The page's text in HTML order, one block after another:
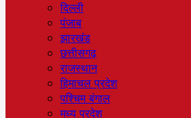
दिल्ली
पंजाब
झारखंड
छत्तीसगढ़
राजस्थान
हिमाचल प्रदेश
पश्चिम बंगाल
मध्य प्रदेश